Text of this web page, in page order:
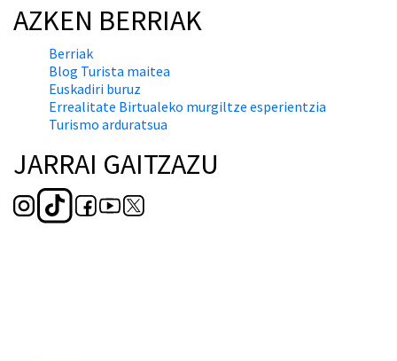
AZKEN BERRIAK
Berriak
Blog Turista maitea
Euskadiri buruz
Errealitate Birtualeko murgiltze esperientzia
Turismo arduratsua
JARRAI GAITZAZU